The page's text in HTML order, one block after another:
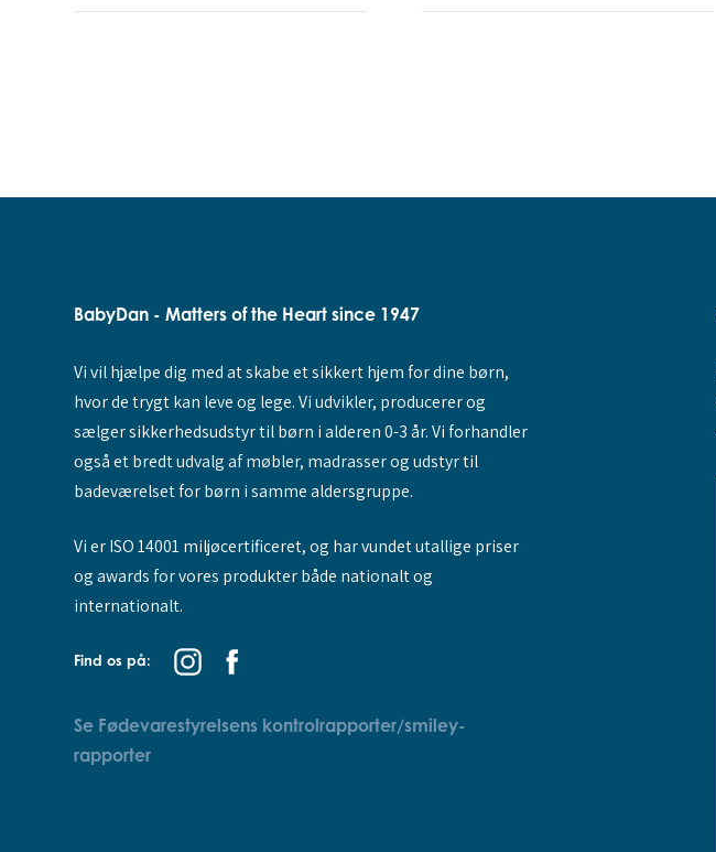
BabyDan - Matters of the Heart since 1947
Vi vil hjælpe dig med at skabe et sikkert hjem for dine børn,
hvor de trygt kan leve og lege. Vi udvikler, producerer og
sælger sikkerhedsudstyr til børn i alderen 0-3 år. Vi forhandler
også et bredt udvalg af møbler, madrasser og udstyr til
badeværelset for børn i samme aldersgruppe.
Vi er ISO 14001 miljøcertificeret, og har vundet utallige priser
og awards for vores produkter både nationalt og
internationalt.
Find os på:
Se Fødevarestyrelsens kontrolrapporter/smiley-
rapporter